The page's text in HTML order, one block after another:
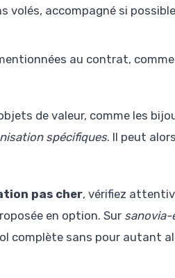
volés, accompagné si
au contrat,
de valeur, comme les
spécifiques. Il peut
pas cher, vérifiez
en option. Sur sanovia-
complète sans pour autant